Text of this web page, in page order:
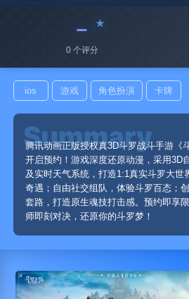
﹣
0 个评分
ios 游戏 角色扮演 卡牌
腾讯动画正版授权真3D斗罗战斗手游《
开启预约！游戏深度还原动漫，采用3D
及实时天气系统，打造1:1真实斗罗大世
奇遇；自由社交组队，体验斗罗百态；
套路，打造原生魂技打击感。预约即享
师即刻对决，还原你的斗罗梦！